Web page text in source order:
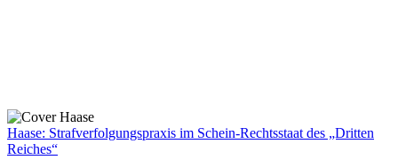
Haase: Strafverfolgungspraxis im Schein-Rechtsstaat des „Dritten
Reiches“